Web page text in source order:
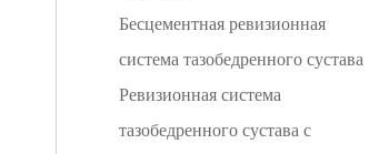
Бесцементная ревизионная
система тазобедренного сустава
Ревизионная система
тазобедренного сустава с